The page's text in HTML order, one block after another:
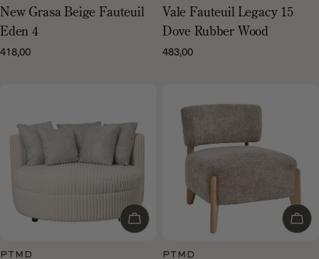
New Grasa Beige Fauteuil
Eden 4
Normale
418,00
Vale Fauteuil Legacy 15
Dove Rubber Wood
Normale
483,00
Voeg toe aan winkelwagen
PTMD PTMD